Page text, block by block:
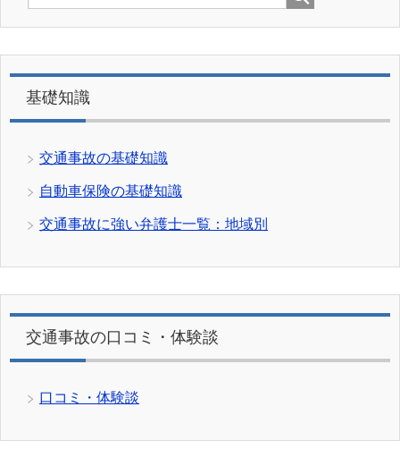
基礎知識
交通事故の基礎知識
自動車保険の基礎知識
交通事故に強い弁護士一覧：地域別
交通事故の口コミ・体験談
口コミ・体験談